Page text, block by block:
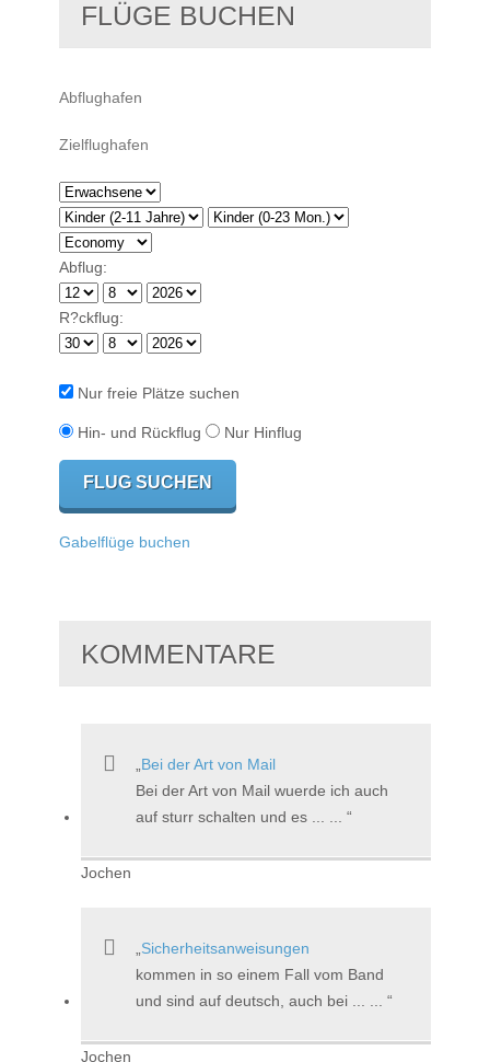
FLÜGE BUCHEN
Abflug:
R?ckflug:
Nur freie Plätze suchen
Hin- und Rückflug Nur Hinflug
Gabelflüge buchen
KOMMENTARE
Bei der Art von Mail
Bei der Art von Mail wuerde ich auch
auf sturr schalten und es ... ...
Jochen
Sicherheitsanweisungen
kommen in so einem Fall vom Band
und sind auf deutsch, auch bei ... ...
Jochen